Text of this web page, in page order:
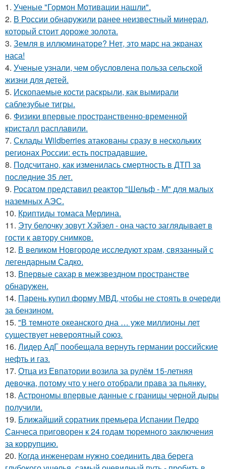
1. Ученые "Гормон Мотивации нашли".
2. В России обнаружили ранее неизвестный минерал,
который стоит дороже золота.
3. Земля в иллюминаторе? Нет, это марс на экранах
наса!
4. Ученые узнали, чем обусловлена польза сельской
жизни для детей.
5. Ископаемые кости раскрыли, как вымирали
саблезубые тигры.
6. Физики впервые пространственно-временной
кристалл расплавили.
7. Склады Wildberries атакованы сразу в нескольких
регионах России: есть пострадавшие.
8. Подсчитано, как изменилась смертность в ДТП за
последние 35 лет.
9. Росатом представил реактор "Шельф - М" для малых
наземных АЭС.
10. Криптиды томаса Мерлина.
11. Эту белочку зовут Хэйзел - она часто заглядывает в
гости к автору снимков.
12. В великом Новгороде исследуют храм, связанный с
легендарным Садко.
13. Впервые сахар в межзвездном пространстве
обнаружен.
14. Парень купил форму МВД, чтобы не стоять в очереди
за бензином.
15. "В темноте океанского дна … уже миллионы лет
существует невероятный союз.
16. Лидер АдГ пообещала вернуть германии российские
нефть и газ.
17. Отца из Евпатории возила за рулём 15-летняя
девочка, потому что у него отобрали права за пьянку.
18. Астрономы впервые данные с границы черной дыры
получили.
19. Ближайший соратник премьера Испании Педро
Санчеса приговорен к 24 годам тюремного заключения
за коррупцию.
20. Когда инженерам нужно соединить два берега